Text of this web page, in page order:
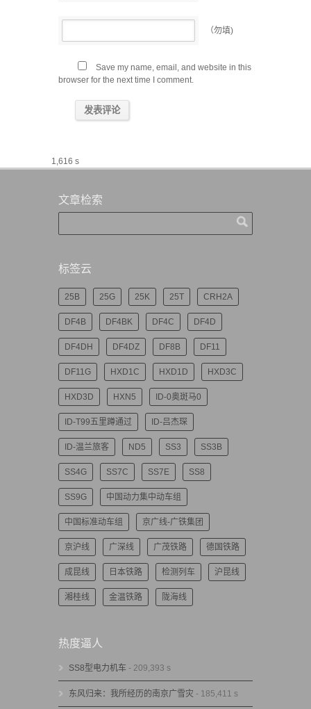
（勿填)
Save my name, email, and website in this
browser for the next time I comment.
1,616 s
文章检索
标签云
25B 25G 25K 25T CRH2A
DF4B DF4BK DF4C DF4D
DF4DH DF4DZ DF8B DF11
DF11G HXD1C HXD1D HXD3C
HXD3D HXN5 ID-0奥斑马0
ID-T99五里蹲通过 ID-吕杰琛
ID-温兰旅客 ND5 SS3 SS3B
SS4G SS7C SS7E SS8
SS9G 中国动力集中动车组
中国标准动车组 京广线-广铁集团
京沪线 广深线 广茂铁路 德国铁路
成昆线 日本铁路 检测列车 沪昆线
湘桂线 金温铁路 陇海线
热度逼人
SS8型电力机车 - 209,393 s
东风归来：我所经历的南京广雪灾 - 185,411 s